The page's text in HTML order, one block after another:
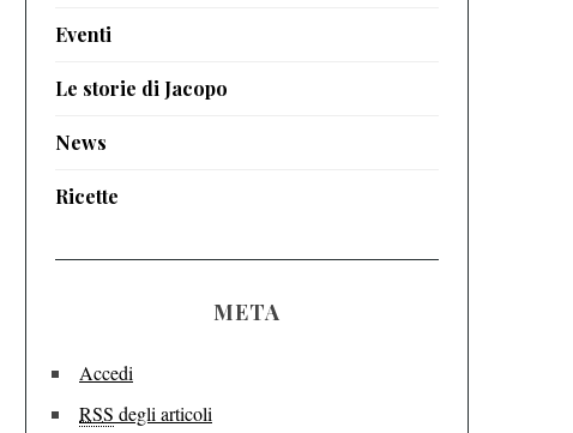
Eventi
Le storie di Jacopo
News
Ricette
META
Accedi
RSS degli articoli